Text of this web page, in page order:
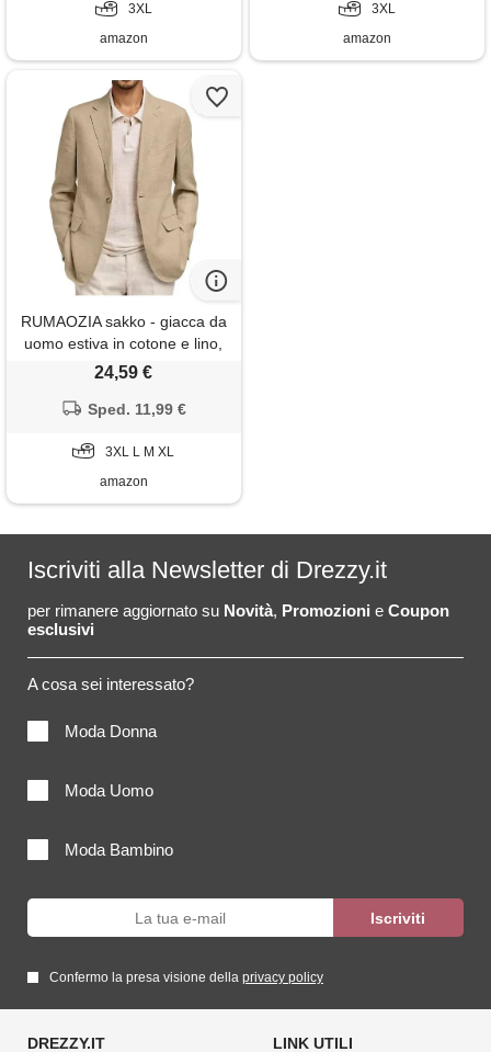
affari, cachi, xxxl
3XL
amazon
3XL
amazon
RUMAOZIA sakko - giacca da
uomo estiva in cotone e lino,
blazer sottile, giacca leggera,
matrimonio, lavoro, tempo
giacca estiva, o kaki, m
24,59 €
Sped. 11,99 €
3XL L M XL
amazon
Iscriviti alla Newsletter di Drezzy.it
per rimanere aggiornato su Novità, Promozioni e Coupon
esclusivi
A cosa sei interessato?
Moda Donna
Moda Uomo
Moda Bambino
Confermo la presa visione della privacy policy